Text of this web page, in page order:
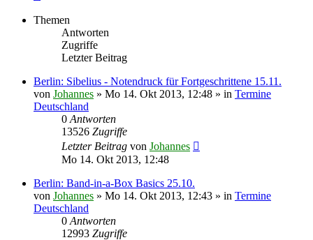
Themen
Antworten
Zugriffe
Letzter Beitrag
Berlin: Sibelius - Notendruck für Fortgeschrittene 15.11.
von Johannes » Mo 14. Okt 2013, 12:48 » in Termine
Deutschland
0 Antworten
13526 Zugriffe
Letzter Beitrag von Johannes
Mo 14. Okt 2013, 12:48
Berlin: Band-in-a-Box Basics 25.10.
von Johannes » Mo 14. Okt 2013, 12:43 » in Termine
Deutschland
0 Antworten
12993 Zugriffe